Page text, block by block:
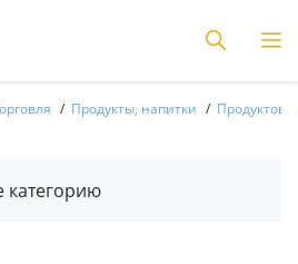
Продукты, напитки
категорию